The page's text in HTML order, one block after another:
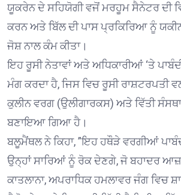
ਯੂਕਰੇਨ ਦੇ ਸਹਿਯੋਗੀ ਵਜੋਂ ਮਰਹੂਮ ਸੈਨੇਟਰ ਦੀ
ਕਰਨ ਅਤੇ ਬਿੱਲ ਦੀ ਪਾਸ ਪ੍ਰਕਿਰਿਆ ਨੂੰ
ਜੋਸ਼ ਨਾਲ ਕੰਮ ਕੀਤਾ।
ਇਹ ਰੂਸੀ ਨੇਤਾਵਾਂ ਅਤੇ ਅਧਿਕਾਰੀਆਂ ‘ਤੇ
ਮੰਗ ਕਰਦਾ ਹੈ, ਜਿਸ ਵਿਚ ਰੂਸੀ ਰਾਸ਼ਟਰਪਤੀ
ਕੁਲੀਨ ਵਰਗ (ਉਲੀਗਾਰਕਸ) ਅਤੇ ਵਿੱਤੀ
ਬਣਾਇਆ ਗਿਆ ਹੈ।
ਬਲੂਮੈਂਥਲ ਨੇ ਕਿਹਾ, ”ਇਹ ਹਥੌੜੇ ਵਰਗੀਆਂ
ਉਨ੍ਹਾਂ ਸਾਰਿਆਂ ਨੂੰ ਰੋਕ ਦੇਣਗੇ, ਜੋ ਬਹਾਦਰ
ਕਾਤਲਾਨਾ, ਅਪਰਾਧਿਕ ਹਮਲਾਵਰ ਜੰਗ ਵਿਚ